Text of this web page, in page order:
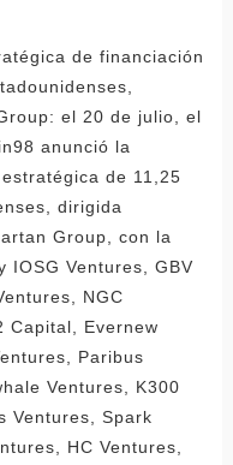
de financiación
el 20 de julio, el
anunció la
de 11,25
dirigida
Group, con la
IOSG Ventures, GBV
NGC
Capital, Evernew
Paribus
Ventures, K300
Ventures, Spark
HC Ventures,